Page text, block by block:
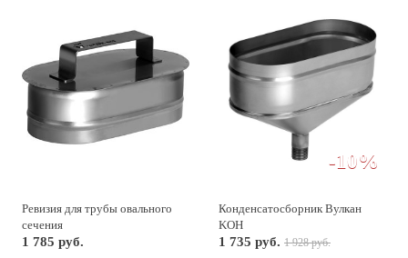
Ревизия для трубы овального
сечения
1 785 руб.
-10%
Конденсатосборник Вулкан
KOH
1 735 руб. 1 928 руб.